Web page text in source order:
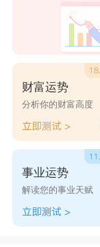
财富运势
分析你的财富高度
事业运势
解读您的事业天赋